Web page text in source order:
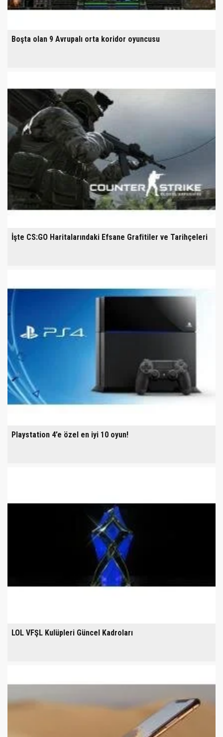
Boşta olan 9 Avrupalı orta koridor oyuncusu
İşte CS:GO Haritalarındaki Efsane Grafitiler ve Tarihçeleri
Playstation 4’e özel en iyi 10 oyun!
LOL VFŞL Kulüpleri Güncel Kadroları